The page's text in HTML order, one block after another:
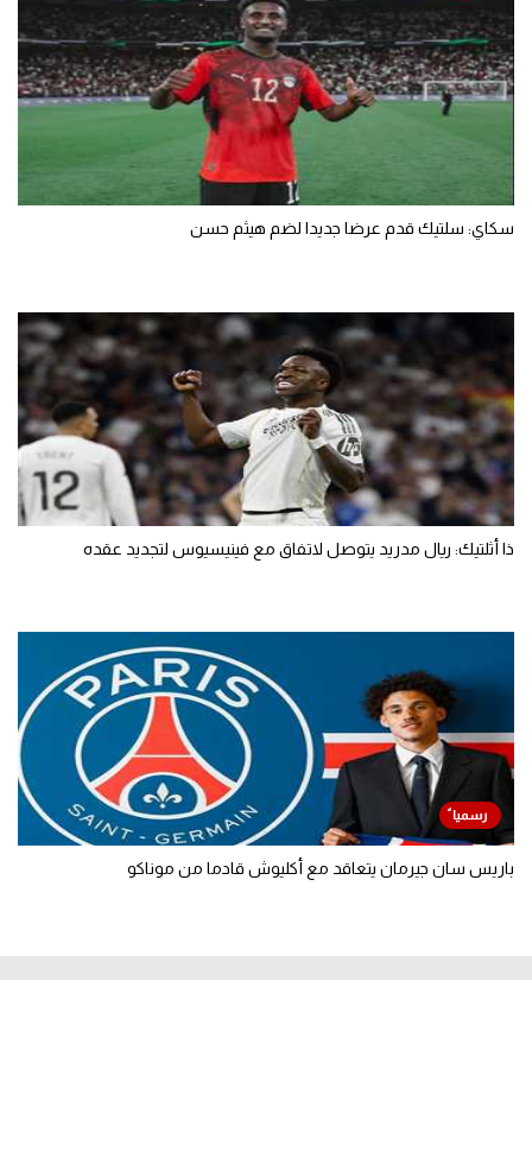
سكاي: سلتيك قدم عرضا جديدا لضم هيثم حسن
ذا أثلتيك: ريال مدريد يتوصل لاتفاق مع فينيسيوس لتجديد عقده
باريس سان جيرمان يتعاقد مع أكليوش قادما من موناكو